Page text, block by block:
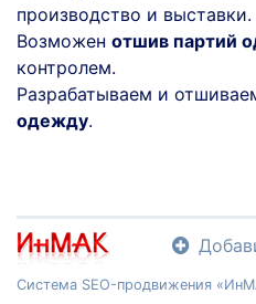
производство и выставки.
Возможен отшив партий
контролем.
Разрабатываем и
одежду.
Система SEO-продвижения